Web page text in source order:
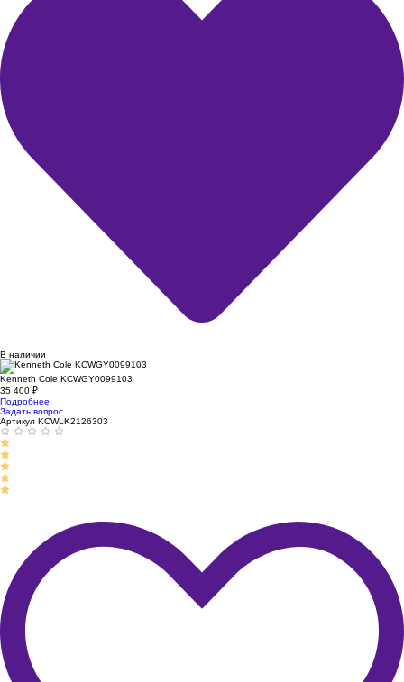
В наличии
Kenneth Cole KCWGY0099103
35 400 ₽
Подробнее
Задать вопрос
Артикул KCWLK2126303